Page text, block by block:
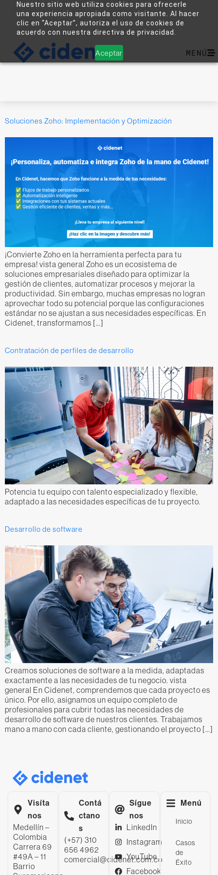
Nuestro sitio web utiliza cookies para ofrecerle
una experiencia apropiada como visitante. Al hacer
clic en “Aceptar”, autoriza el uso de cookies de
acuerdo con nuestra directiva de privacidad.
Aceptar MENÚ
Soluciones Zoho: Implementación y Optimización
¡Convierte Zoho en la herramienta perfecta para tu
empresa! vista general Zoho es un ecosistema de
soluciones empresariales diseñado para optimizar la
gestión de clientes, automatizar procesos y mejorar la
productividad. Sin embargo, muchas empresas no logran
aprovechar todo su potencial porque las configuraciones
estándar no se ajustan a sus necesidades específicas. En
Cidenet, transformamos […]
Contratación de perfiles de desarrollo
Potencia tu equipo con talento especializado y flexible,
adaptado a las necesidades específicas de tu proyecto.
Desarrollo de software
Creamos soluciones de software a la medida, adaptadas
exactamente a las necesidades de tu negocio. vista
general En Cidenet, comprendemos que cada proyecto es
único. Por ello, asignamos un equipo completo de
profesionales para cubrir todas las necesidades de
desarrollo de software de nuestros clientes. Trabajamos
mano a mano con cada cliente, gestionando el proyecto […]
Visíta
nos
Medellín –
Colombia
Carrera 69
#49A – 11
Barrio
Contá
ctano
s
(+57) 310
656 4962
comercial@cidenet.com.co
Sígue
nos
LinkedIn
Instagram
YouTube
Facebook
Menú
Inicio
Casos
de
Éxito